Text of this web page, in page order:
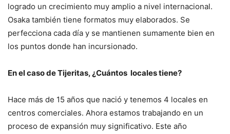
logrado un crecimiento muy amplio a nivel internacional.
Osaka también tiene formatos muy elaborados. Se
perfecciona cada día y se mantienen sumamente bien en
los puntos donde han incursionado.
En el caso de Tijeritas, ¿Cuántos locales tiene?
Hace más de 15 años que nació y tenemos 4 locales en
centros comerciales. Ahora estamos trabajando en un
proceso de expansión muy significativo. Este año